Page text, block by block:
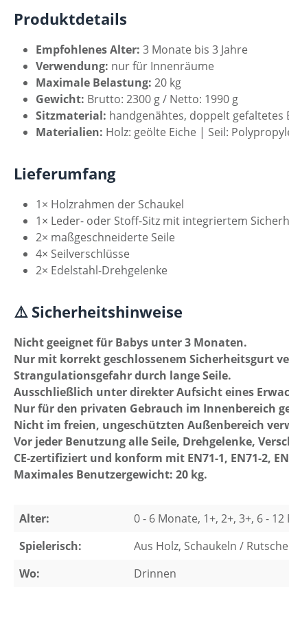
Produktdetails
Empfohlenes Alter: 3 Monate bis 3 Jahre
Verwendung: nur für Innenräume
Maximale Belastung: 20 kg
Gewicht: Brutto: 2300 g / Netto: 1990 g
Sitzmaterial: handgenähtes, doppelt
Materialien: Holz: geölte Eiche | Seil:
Lieferumfang
1× Holzrahmen der Schaukel
1× Leder- oder Stoff-Sitz mit integriertem
2× maßgeschneiderte Seile
4× Seilverschlüsse
2× Edelstahl-Drehgelenke
⚠️ Sicherheitshinweise
Nicht geeignet für Babys unter 3 Monaten.
Nur mit korrekt geschlossenem Sicherheitsgurt
Strangulationsgefahr durch lange Seile.
Ausschließlich unter direkter Aufsicht eines
Nur für den privaten Gebrauch im Innenbereich
Nicht im freien, ungeschützten Außenbereich
Vor jeder Benutzung alle Seile, Drehgelenke,
CE-zertifiziert und konform mit EN71-1, EN71-2,
Maximales Benutzergewicht: 20 kg.
Alter:
0 - 6 Monate, 1+, 2+, 3+, 6 -
Spielerisch:
Aus Holz, Schaukeln /
Wo:
Drinnen